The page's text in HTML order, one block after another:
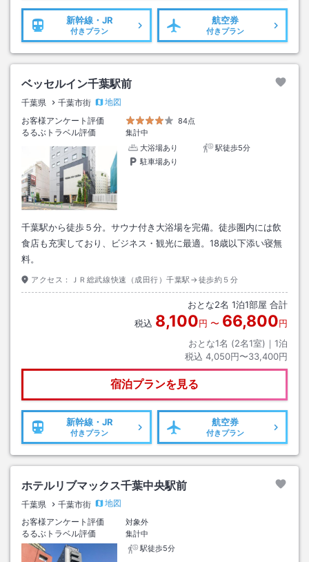
新幹線・JR
付きプラン
航空券
付きプラン
ベッセルイン千葉駅前
千葉県 千葉市街
地図
お客様アンケート評価
84点
るるぶトラベル評価
集計中
大浴場あり
駅徒歩5分
駐車場あり
千葉駅から徒歩５分。サウナ付き大浴場を完備。徒歩圏内には飲
食店も充実しており、ビジネス・観光に最適。18歳以下添い寝無
料。
アクセス： ＪＲ総武線快速（成田行）千葉駅→徒歩約５分
おとな2名 1泊1部屋 合計
税込 8,100円 〜 66,800円
おとな1名 (2名1室)｜ 1泊
税込 4,050円〜33,400円
宿泊プランを見る
新幹線・JR
付きプラン
航空券
付きプラン
ホテルリブマックス千葉中央駅前
千葉県 千葉市街
地図
お客様アンケート評価
対象外
るるぶトラベル評価
集計中
駅徒歩5分